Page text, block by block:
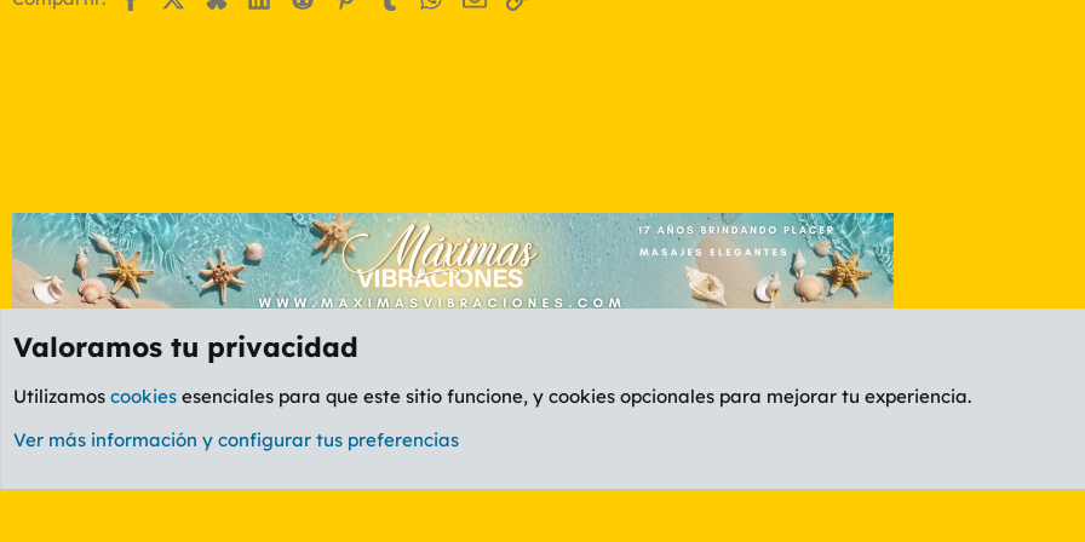
Foro General
Valoramos tu privacidad
Utilizamos cookies esenciales para que este sitio funcione, y cookies opcionales para mejorar tu experiencia.
Ver más información y configurar tus preferencias